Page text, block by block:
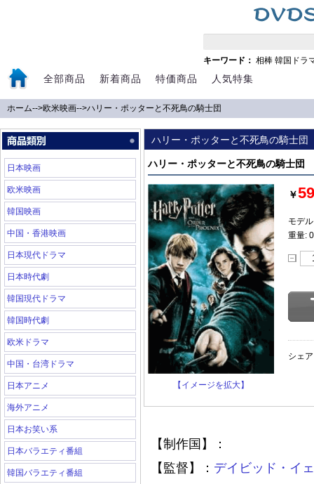
キーワード： 相棒 韓国ドラ
全部商品 新着商品 特価商品 人気特集
ホーム-->欧米映画-->ハリー・ポッターと不死鳥の騎士団
日本映画
欧米映画
韓国映画
中国・香港映画
日本現代ドラマ
日本時代劇
韓国現代ドラマ
韓国時代劇
欧米ドラマ
中国・台湾ドラマ
日本アニメ
海外アニメ
日本お笑い系
日本バラエティ番組
韓国バラエティ番組
ハリー・ポッターと不死鳥の騎士団
ハリー・ポッターと不死鳥の騎士団
【イメージを拡大】
￥
モデ
重量:
シェ
【制作国】：
【監督】： デイビッド・イ